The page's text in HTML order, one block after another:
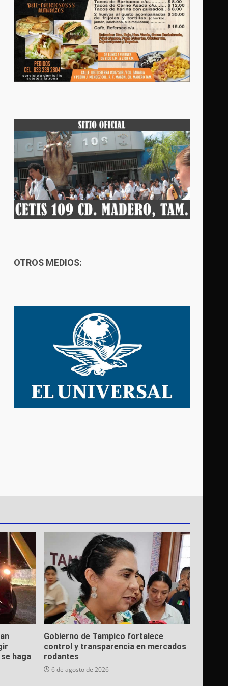
OTROS MEDIOS:
haga
Gobierno de Tampico fortalece
control y transparencia en mercados
rodantes
6 de agosto de 2026